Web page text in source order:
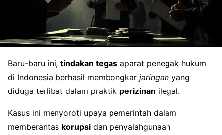
Baru-baru ini, tindakan tegas aparat penegak hukum
di Indonesia berhasil membongkar jaringan yang
diduga terlibat dalam praktik perizinan ilegal.
Kasus ini menyoroti upaya pemerintah dalam
memberantas korupsi dan penyalahgunaan